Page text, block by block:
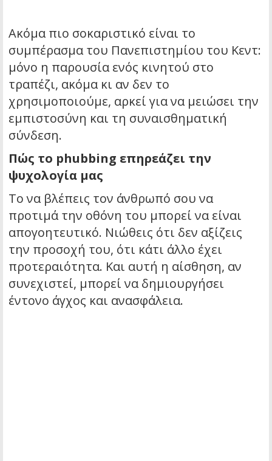
Ακόμα πιο σοκαριστικό είναι το
συμπέρασμα του Πανεπιστημίου του Κεντ:
μόνο η παρουσία ενός κινητού στο
τραπέζι, ακόμα κι αν δεν το
χρησιμοποιούμε, αρκεί για να μειώσει την
εμπιστοσύνη και τη συναισθηματική
σύνδεση.
Πώς το phubbing επηρεάζει την
ψυχολογία μας
Το να βλέπεις τον άνθρωπό σου να
προτιμά την οθόνη του μπορεί να είναι
απογοητευτικό. Νιώθεις ότι δεν αξίζεις
την προσοχή του, ότι κάτι άλλο έχει
προτεραιότητα. Και αυτή η αίσθηση, αν
συνεχιστεί, μπορεί να δημιουργήσει
έντονο άγχος και ανασφάλεια.